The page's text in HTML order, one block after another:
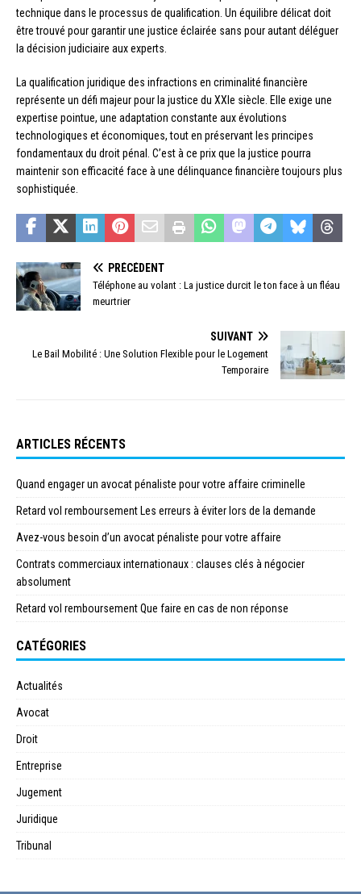
technique dans le processus de qualification. Un équilibre délicat doit
être trouvé pour garantir une justice éclairée sans pour autant déléguer
la décision judiciaire aux experts.
La qualification juridique des infractions en criminalité financière
représente un défi majeur pour la justice du XXIe siècle. Elle exige une
expertise pointue, une adaptation constante aux évolutions
technologiques et économiques, tout en préservant les principes
fondamentaux du droit pénal. C’est à ce prix que la justice pourra
maintenir son efficacité face à une délinquance financière toujours plus
sophistiquée.
PRÉCÉDENT
Téléphone au volant : La justice durcit le ton face à un fléau
meurtrier
SUIVANT
Le Bail Mobilité : Une Solution Flexible pour le Logement
Temporaire
ARTICLES RÉCENTS
Quand engager un avocat pénaliste pour votre affaire criminelle
Retard vol remboursement Les erreurs à éviter lors de la demande
Avez-vous besoin d’un avocat pénaliste pour votre affaire
Contrats commerciaux internationaux : clauses clés à négocier
absolument
Retard vol remboursement Que faire en cas de non réponse
CATÉGORIES
Actualités
Avocat
Droit
Entreprise
Jugement
Juridique
Tribunal